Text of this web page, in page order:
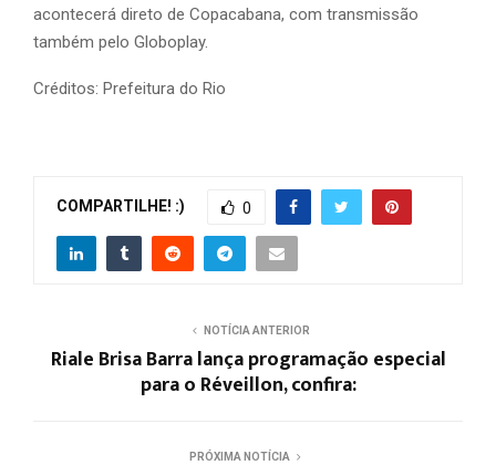
acontecerá direto de Copacabana, com transmissão
também pelo Globoplay.
Créditos: Prefeitura do Rio
COMPARTILHE! :) 0
NOTÍCIA ANTERIOR
Riale Brisa Barra lança programação especial
para o Réveillon, confira:
PRÓXIMA NOTÍCIA